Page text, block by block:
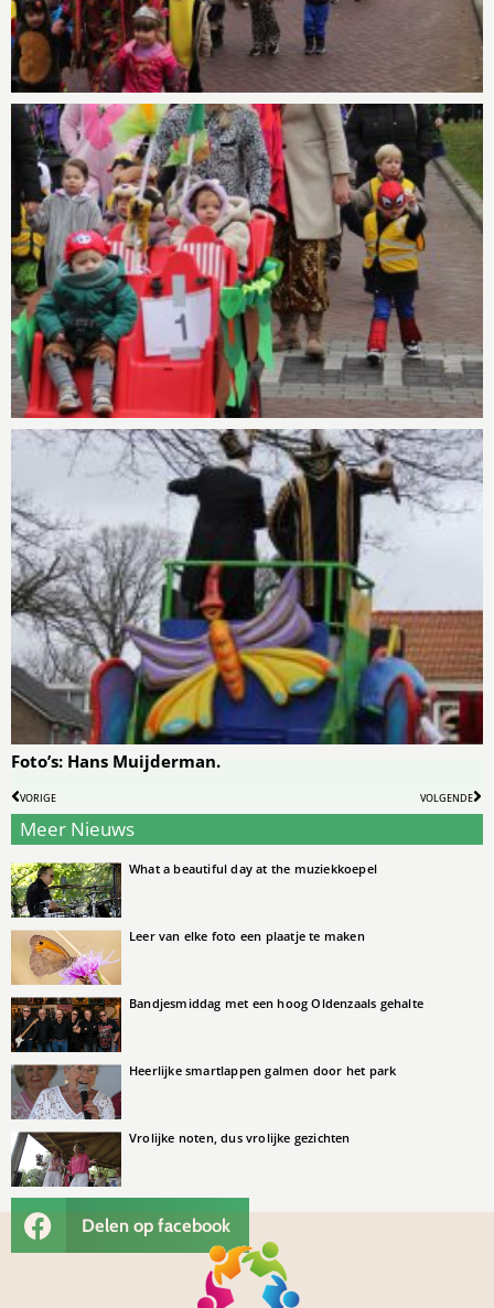
Foto’s: Hans Muijderman.
VORIGE VOLGENDE
Meer Nieuws
What a beautiful day at the muziekkoepel
Leer van elke foto een plaatje te maken
Bandjesmiddag met een hoog Oldenzaals gehalte
Heerlijke smartlappen galmen door het park
Vrolijke noten, dus vrolijke gezichten
Delen op facebook